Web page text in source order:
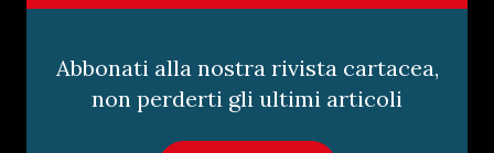
Abbonati alla nostra rivista cartacea,
non perderti gli ultimi articoli